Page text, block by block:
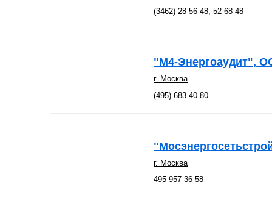
(3462) 28-56-48, 52-68-48
"М4-Энергоаудит",
г. Москва
(495) 683-40-80
г. Москва
495 957-36-58